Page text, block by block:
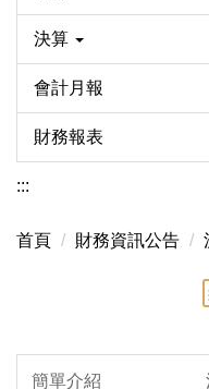
決算
會計月報
財務報表
:::
首頁 財務資訊公告